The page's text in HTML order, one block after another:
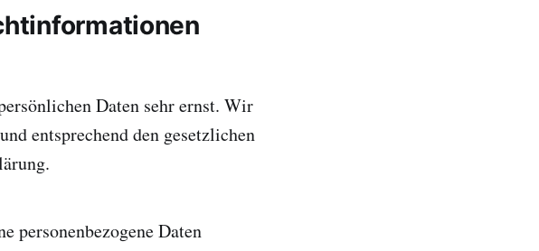
Daten sehr ernst. Wir
entsprechend den gesetzlichen
personenbezogene Daten